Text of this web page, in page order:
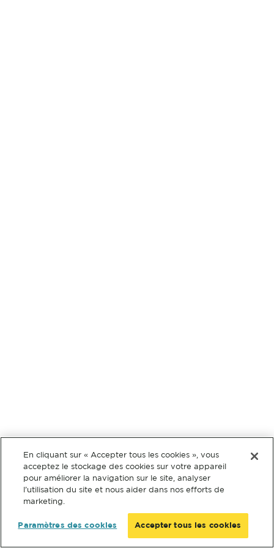
En cliquant sur « Accepter tous les cookies », vous
acceptez le stockage des cookies sur votre appareil
pour améliorer la navigation sur le site, analyser
l’utilisation du site et nous aider dans nos efforts de
marketing.
Paramètres des cookies Accepter tous les cookies